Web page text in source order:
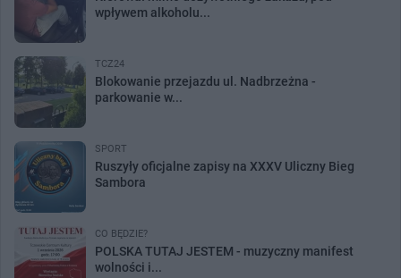
wpływem alkoholu...
TCZ24
Blokowanie przejazdu ul. Nadbrzeżna -
parkowanie w...
SPORT
Ruszyły oficjalne zapisy na XXXV Uliczny Bieg
Sambora
CO BĘDZIE?
POLSKA TUTAJ JESTEM - muzyczny manifest
wolności i...